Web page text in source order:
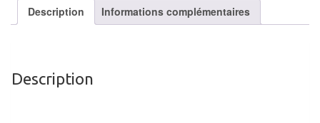
Livres
Tables
Description Informations complémentaires
Description